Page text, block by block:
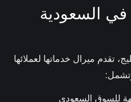
السعودية
ميرال خدماتها لعملائها
السعودي